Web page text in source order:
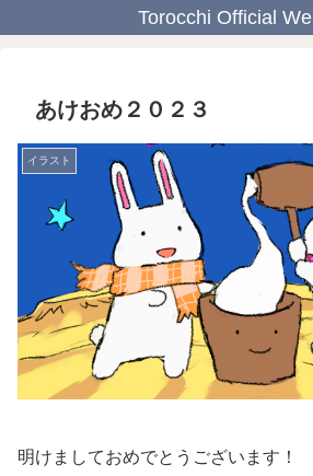
Torocchi Official
あけおめ２０２３
イラスト
明けましておめでとうございます！